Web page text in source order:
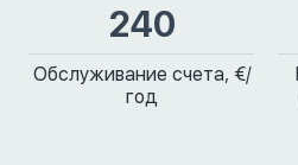
240
Обслуживание счета, €/
год